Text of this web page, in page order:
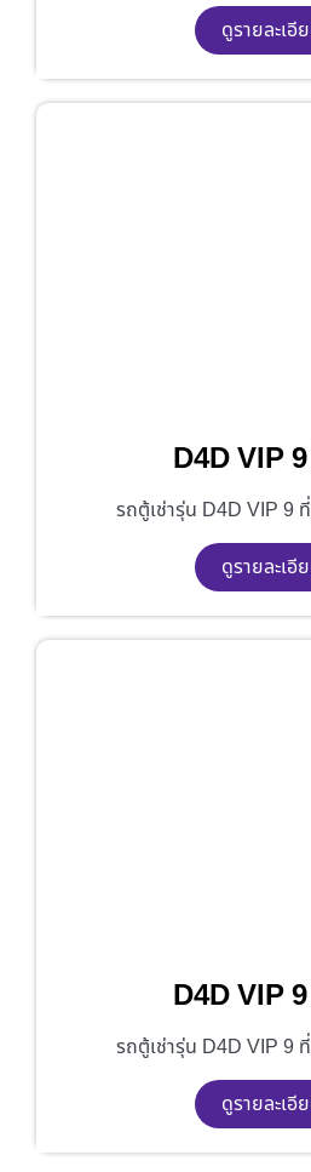
ดูรายละเอี
D4D VIP
รถตู้เช่ารุ่น D4D VIP 9
ดูรายละเอี
D4D VIP
รถตู้เช่ารุ่น D4D VIP 9
ดูรายละเอี